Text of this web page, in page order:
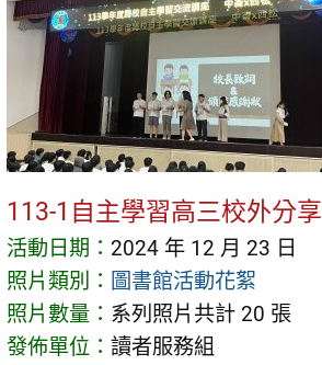
113-1自主學習高三校外分享
活動日期： 2024 年 12 月 23 日
照片類別： 圖書館活動花絮
照片數量： 系列照片共計 20 張
發佈單位： 讀者服務組